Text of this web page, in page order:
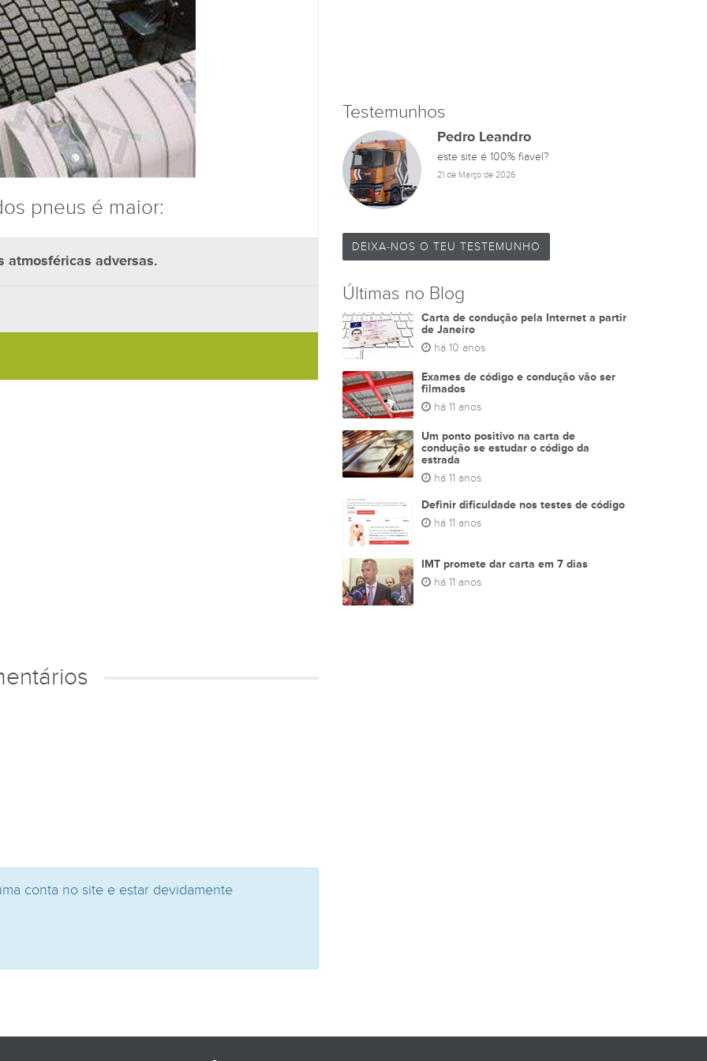
pneus é maior:
atmosféricas adversas.
conta no site e estar devidamente
Testemunhos
Pedro Leandro
este site é 100% fiavel?
21 de Março de 2026
DEIXA-NOS O TEU TESTEMUNHO
Últimas no Blog
Carta de condução pela Internet a partir
de Janeiro
há 10 anos
Exames de código e condução vão ser
filmados
há 11 anos
Um ponto positivo na carta de
condução se estudar o código da
estrada
há 11 anos
Definir dificuldade nos testes de código
há 11 anos
IMT promete dar carta em 7 dias
há 11 anos